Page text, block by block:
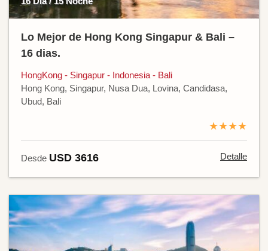
Lo Mejor de Hong Kong Singapur & Bali –
16 dias.
HongKong - Singapur - Indonesia - Bali
Hong Kong, Singapur, Nusa Dua, Lovina, Candidasa,
Ubud, Bali
★★★★
Desde USD 3616 Detalle